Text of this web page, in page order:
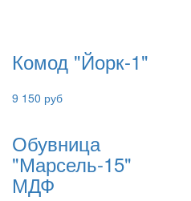
Комод "Йорк-1"
9 150 руб
Обувница
"Марсель-15"
МДФ